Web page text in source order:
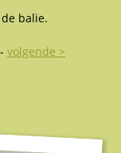
balie.
- volgende >